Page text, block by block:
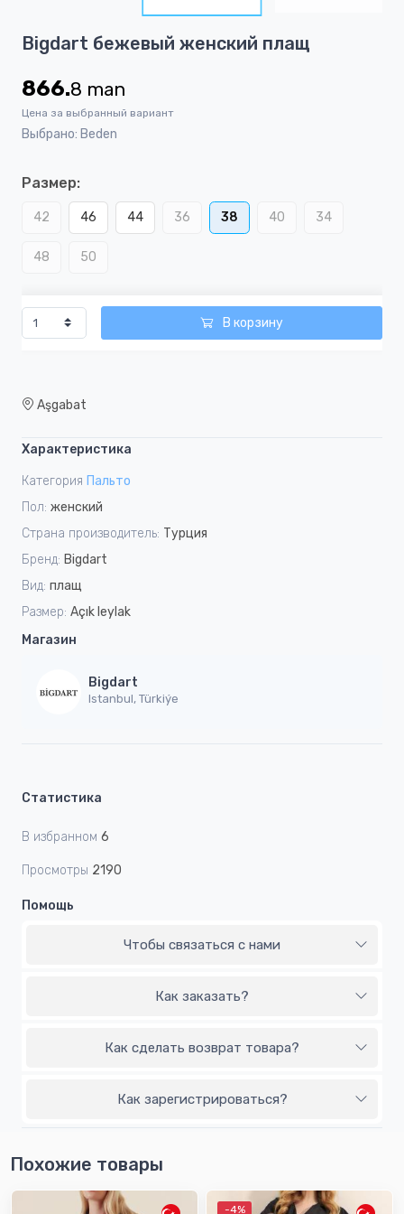
1
7
Bigdart бежевый женский плащ
866.8 man
Цена за выбранный вариант
Выбрано: Beden
Размер:
42 46 44 36 38 40 34
48 50
В корзину
Aşgabat
Характеристика
Категория Пальто
Пол: женский
Страна производитель: Турция
Бренд: Bigdart
Вид: плащ
Размер: Açık leylak
Магазин
Bigdart
Istanbul, Türkiýe
Статистика
В избранном 6
Просмотры 2190
Помощь
Чтобы связаться с нами
Как заказать?
Как сделать возврат товара?
Как зарегистрироваться?
Похожие товары
-4%